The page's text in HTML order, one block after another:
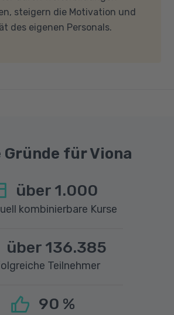
Bitte beachten Sie außerdem,
Übertragung eine
steigern die Motivation und
des eigenen Personals.
Gründe für Viona
über 1.000
kombinierbare Kurse
über 136.385
Teilnehmer
90 %